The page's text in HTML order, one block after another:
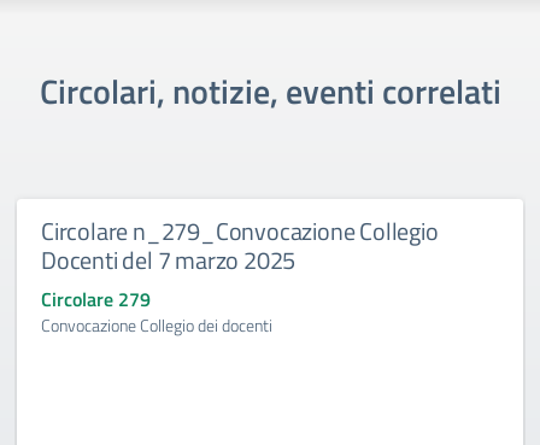
Circolari, notizie, eventi correlati
Circolare n_279_Convocazione Collegio
Docenti del 7 marzo 2025
Circolare 279
Convocazione Collegio dei docenti